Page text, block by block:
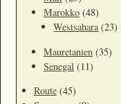
Marokko (48)
Westsahara(23)
Mauretanien (35)
Senegal (11)
Route(45)